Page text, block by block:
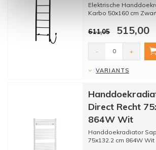
Elektrische
Karbo 50x160 cm
611,05 515,00
- +
VARIANTS
Direct Recht
864W Wit
Handdoekradiator
75x132.2 cm 864W